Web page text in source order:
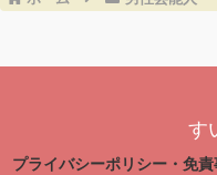
す
プライバシーポリシー・免